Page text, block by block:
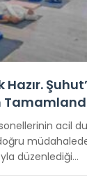
Hazır.
acil
düzenlediği...